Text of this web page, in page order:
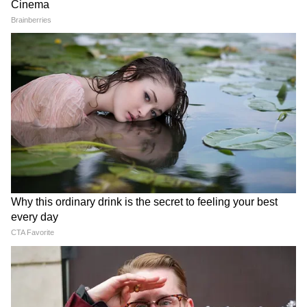
সার্ভেতে অংশ নেওয়া ৫২ শতাংশ মানুষ বলেছেন,
পরিস্থিতি যাতে আরও খারাপ না হয়, তার জন্য
কোনও বড়সড় চুক্তি ছাড়াই যুদ্ধ শেষ করে দেওয়া
উচিত।
২. ওয়াশিংটন পোস্ট-এবিসি এবং পিউ রিসার্চ সার্ভে
ওয়াশিংটন পোস্ট এবং এবিসি-র যৌথ সমীক্ষায়
৬৯ শতাংশ মানুষ মনে করেন যে, কোনও চুক্তি
হলেও ইরান গোপনে তাদের পারমাণবিক কর্মসূচি
চালিয়ে যাবে। তাদের মতে, আমেরিকা ইরানকে
পুরোপুরি আটকাতে সফল হবে না।
একইভাবে, পিউ রিসার্চের সার্ভেতে প্রায় দুই-
পরবে না, Gen Zকে সতর্ক শমীকের
Chinsurah | বিধায়কের এক ধমকেই কেমন
'মিনমিন' করছে ঠিকাদার, মুহূর্তে বদলে গেল
ছবি!